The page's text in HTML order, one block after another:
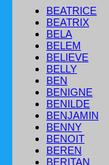
BEATRICE
BEATRIX
BELA
BELEM
BELIEVE
BELLY
BEN
BENIGNE
BENILDE
BENJAMIN
BENNY
BENOIT
BEREN
BERITAN